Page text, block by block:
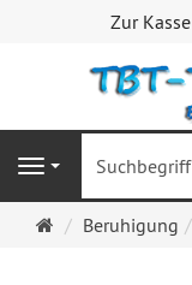
Zur Kasse
Navigation
Startseite
Beruhigung